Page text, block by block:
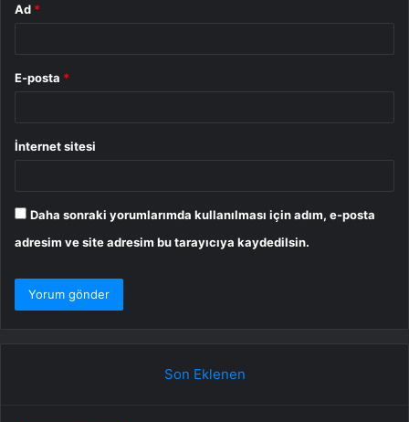
Ad *
E-posta *
İnternet sitesi
Daha sonraki yorumlarımda kullanılması için adım, e-posta
adresim ve site adresim bu tarayıcıya kaydedilsin.
Son Eklenen